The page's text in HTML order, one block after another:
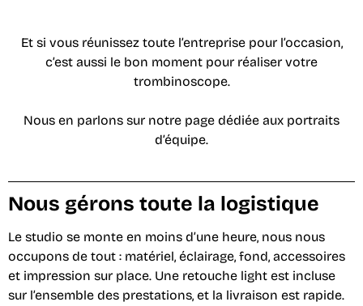
Et si vous réunissez toute l’entreprise pour l’occasion,
c’est aussi le bon moment pour réaliser votre
trombinoscope.
Nous en parlons sur notre page dédiée aux portraits
d’équipe.
Nous gérons toute la logistique
Le studio se monte en moins d’une heure, nous nous
occupons de tout : matériel, éclairage, fond, accessoires
et impression sur place. Une retouche light est incluse
sur l’ensemble des prestations, et la livraison est rapide.